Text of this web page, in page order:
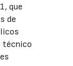
que
de
técnico